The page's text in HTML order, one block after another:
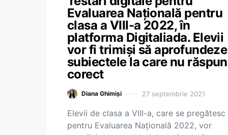
Evaluarea Națională pentru
clasa a VIII-a 2022, în
platforma Digitaliada. Elevii
vor fi trimiși să aprofundeze
subiectele la care nu
corect
Diana Ghimiși 27 septembrie 2021
Elevii de clasa a VIII-a, care se pregătesc
pentru Evaluarea Națională 2022, vor